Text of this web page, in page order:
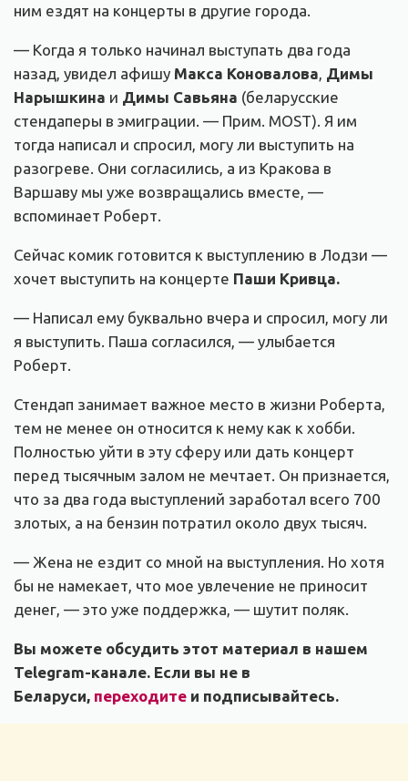
ним ездят на концерты в другие города.
— Когда я только начинал выступать два года
назад, увидел афишу Макса Коновалова Димы
Нарышкина и Димы Савьяна (беларусские
стендаперы в эмиграции. — Прим. MOST). Я им
тогда написал и спросил, могу ли выступить на
разогреве. Они согласились, а из Кракова в
Варшаву мы уже возвращались вместе, —
вспоминает Роберт.
Сейчас комик готовится к выступлению в Лодзи —
хочет выступить на концерте Паши Кривца.
— Написал ему буквально вчера и спросил, могу ли
я выступить. Паша согласился, — улыбается
Роберт.
Стендап занимает важное место в жизни Роберта,
тем не менее он относится к нему как к хобби.
Полностью уйти в эту сферу или дать концерт
перед тысячным залом не мечтает. Он признается,
что за два года выступлений заработал всего 700
злотых, а на бензин потратил около двух тысяч.
— Жена не ездит со мной на выступления. Но хотя
бы не намекает, что мое увлечение не приносит
денег, — это уже поддержка, — шутит поляк.
Вы можете обсудить этот материал в нашем
Telegram-канале. Если вы не в
Беларуси, переходите и подписывайтесь.